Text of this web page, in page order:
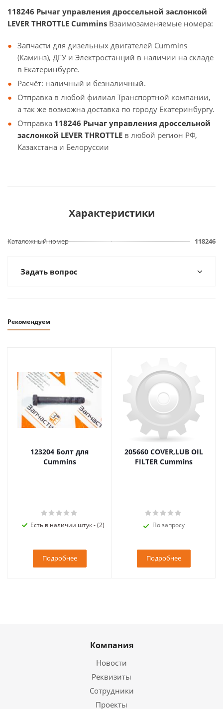
118246 Рычаг управления дроссельной заслонкой
LEVER THROTTLE Cummins Взаимозаменяемые номера:
Запчасти для дизельных двигателей Cummins
(Каминз), ДГУ и Электростанций в наличии на складе
в Екатеринбурге.
Расчёт: наличный и безналичный.
Отправка в любой филиал Транспортной компании,
а так же возможна доставка по городу Екатеринбургу.
Отправка 118246 Рычаг управления дроссельной
заслонкой LEVER THROTTLE в любой регион РФ,
Казахстана и Белоруссии
Характеристики
Каталожный номер 118246
Задать вопрос
Рекомендуем
123204 Болт для
Cummins
Есть в наличии штук - (2)
Подробнее
205660 COVER,LUB OIL
FILTER Cummins
По запросу
Подробнее
Компания
Новости
Реквизиты
Сотрудники
Проекты